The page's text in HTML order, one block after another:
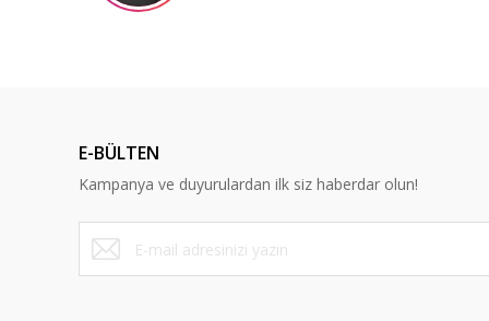
E-BÜLTEN
Kampanya ve duyurulardan ilk siz haberdar olun!